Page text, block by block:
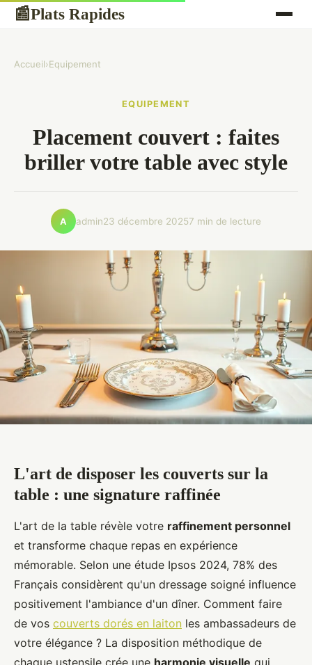
📰Plats Rapides
Accueil›Equipement
EQUIPEMENT
Placement couvert : faites
briller votre table avec style
A admin23 décembre 20257 min de lecture
L'art de disposer les couverts sur la
table : une signature raffinée
L'art de la table révèle votre raffinement personnel
et transforme chaque repas en expérience
mémorable. Selon une étude Ipsos 2024, 78% des
Français considèrent qu'un dressage soigné influence
positivement l'ambiance d'un dîner. Comment faire
de vos couverts dorés en laiton les ambassadeurs de
votre élégance ? La disposition méthodique de